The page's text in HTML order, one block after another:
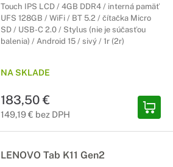
Touch IPS LCD / 4GB DDR4 / interná pamäť
UFS 128GB / WiFi / BT 5.2 / čítačka Micro
SD / USB-C 2.0 / Stylus (nie je súčasťou
balenia) / Android 15 / sivý / 1r (2r)
NA SKLADE
183,50 €
149,19 € bez DPH
LENOVO Tab K11 Gen2